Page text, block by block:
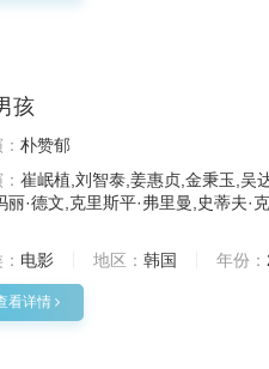
孩
朴赞郁
崔岷植,刘智泰,姜惠贞,金秉玉,吴
丽·德文,克里斯平·弗里曼,史蒂夫·
电影 地区： 韩国 年份：
看详情